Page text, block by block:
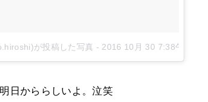
が投稿した写真 - 2016 10月 30 7:38午後 PDT
日かららしいよ。泣笑